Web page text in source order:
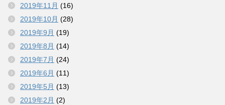
2019年11月 (16)
2019年10月 (28)
2019年9月 (19)
2019年8月 (14)
2019年7月 (24)
2019年6月 (11)
2019年5月 (13)
2019年2月 (2)